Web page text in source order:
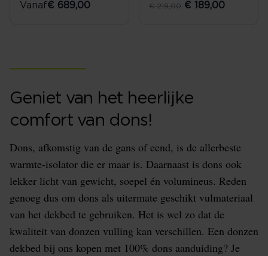
Vanaf€ 689,00 € 219,00 € 189,00
Geniet van het heerlijke
comfort van dons!
Dons, afkomstig van de gans of eend, is de allerbeste
warmte-isolator die er maar is. Daarnaast is dons ook
lekker licht van gewicht, soepel én volumineus. Reden
genoeg dus om dons als uitermate geschikt vulmateriaal
van het dekbed te gebruiken. Het is wel zo dat de
kwaliteit van donzen vulling kan verschillen. Een donzen
dekbed bij ons kopen met 100% dons aanduiding? Je